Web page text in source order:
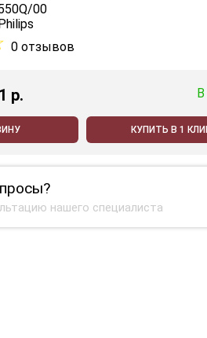
00
0 отзывов
p. В
КУПИТЬ В 1
нашего специалиста